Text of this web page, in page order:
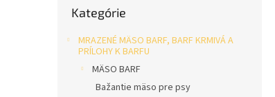
kategórie
Kategórie
MRAZENÉ MÄSO BARF, BARF KRMIVÁ A
PRÍLOHY K BARFU
MÄSO BARF
Bažantie mäso pre psy